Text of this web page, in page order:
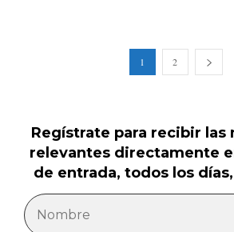
1 2
Regístrate para recibir las
relevantes directamente
de entrada, todos los días,